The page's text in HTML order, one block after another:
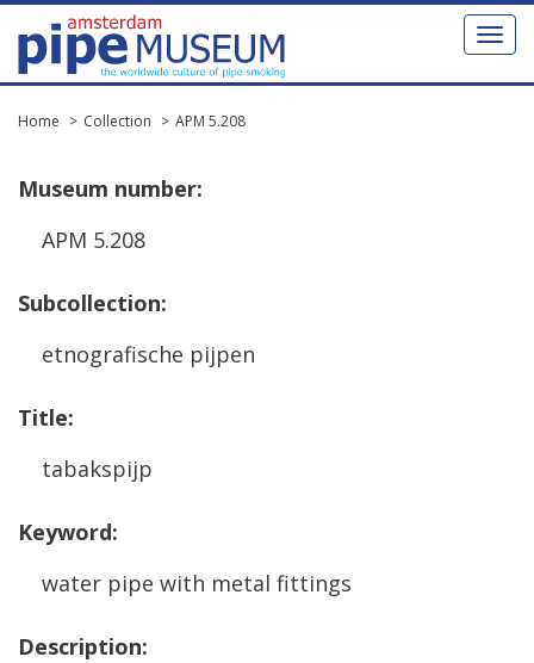
Toggle
Home Collection APM 5.208
Museum number:
APM 5.208
Subcollection:
etnografische pijpen
Title:
tabakspijp
Keyword:
water pipe with metal fittings
Description: